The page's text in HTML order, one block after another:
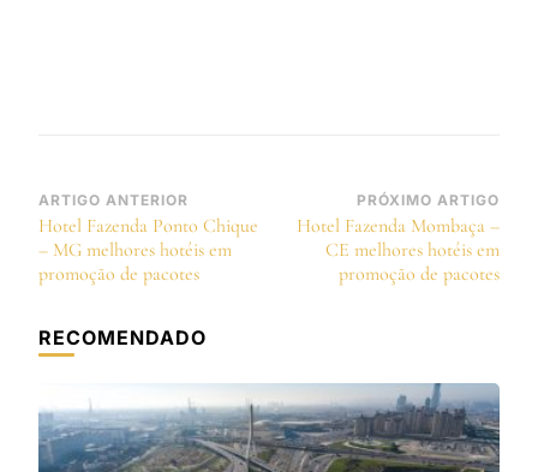
Navegação
de
post
ARTIGO ANTERIOR
Hotel Fazenda Ponto Chique
– MG melhores hotéis em
promoção de pacotes
PRÓXIMO ARTIGO
Hotel Fazenda Mombaça –
CE melhores hotéis em
promoção de pacotes
RECOMENDADO